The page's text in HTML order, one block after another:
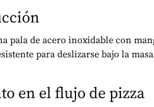
pala de acero inoxidable con
para deslizarse bajo la
en el flujo de pizza